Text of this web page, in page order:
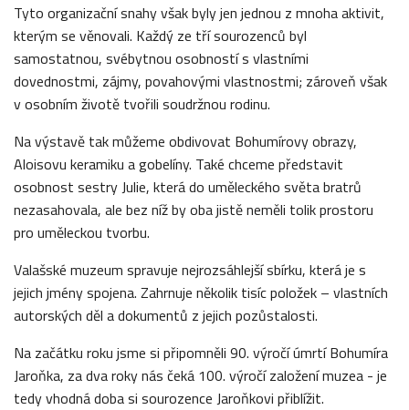
Tyto organizační snahy však byly jen jednou z mnoha aktivit,
kterým se věnovali. Každý ze tří sourozenců byl
samostatnou, svébytnou osobností s vlastními
dovednostmi, zájmy, povahovými vlastnostmi; zároveň však
v osobním životě tvořili soudržnou rodinu.
Na výstavě tak můžeme obdivovat Bohumírovy obrazy,
Aloisovu keramiku a gobelíny. Také chceme představit
osobnost sestry Julie, která do uměleckého světa bratrů
nezasahovala, ale bez níž by oba jistě neměli tolik prostoru
pro uměleckou tvorbu.
Valašské muzeum spravuje nejrozsáhlejší sbírku, která je s
jejich jmény spojena. Zahrnuje několik tisíc položek – vlastních
autorských děl a dokumentů z jejich pozůstalosti.
Na začátku roku jsme si připomněli 90. výročí úmrtí Bohumíra
Jaroňka, za dva roky nás čeká 100. výročí založení muzea - je
tedy vhodná doba si sourozence Jaroňkovi přiblížit.